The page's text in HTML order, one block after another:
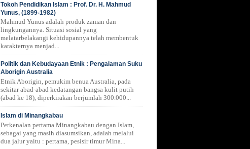
Tokoh Pendidikan Islam : Prof. Dr. H. Mahmud
Yunus, (1899-1982)
Mahmud Yunus adalah produk zaman dan
lingkungannya. Situasi sosial yang
melatarbelakangi kehidupannya telah membentuk
karakternya menjad...
Politik dan Kebudayaan Etnik : Pengalaman Suku
Aborigin Australia
Etnik Aborigin, pemukim benua Australia, pada
sekitar abad-abad kedatangan bangsa kulit putih
(abad ke 18), diperkirakan berjumlah 300.000...
Islam di Minangkabau
Perkenalan pertama Minangkabau dengan Islam,
sebagai yang masih diasumsikan, adalah melalui
dua jalur yaitu : pertama, pesisir timur Mina...